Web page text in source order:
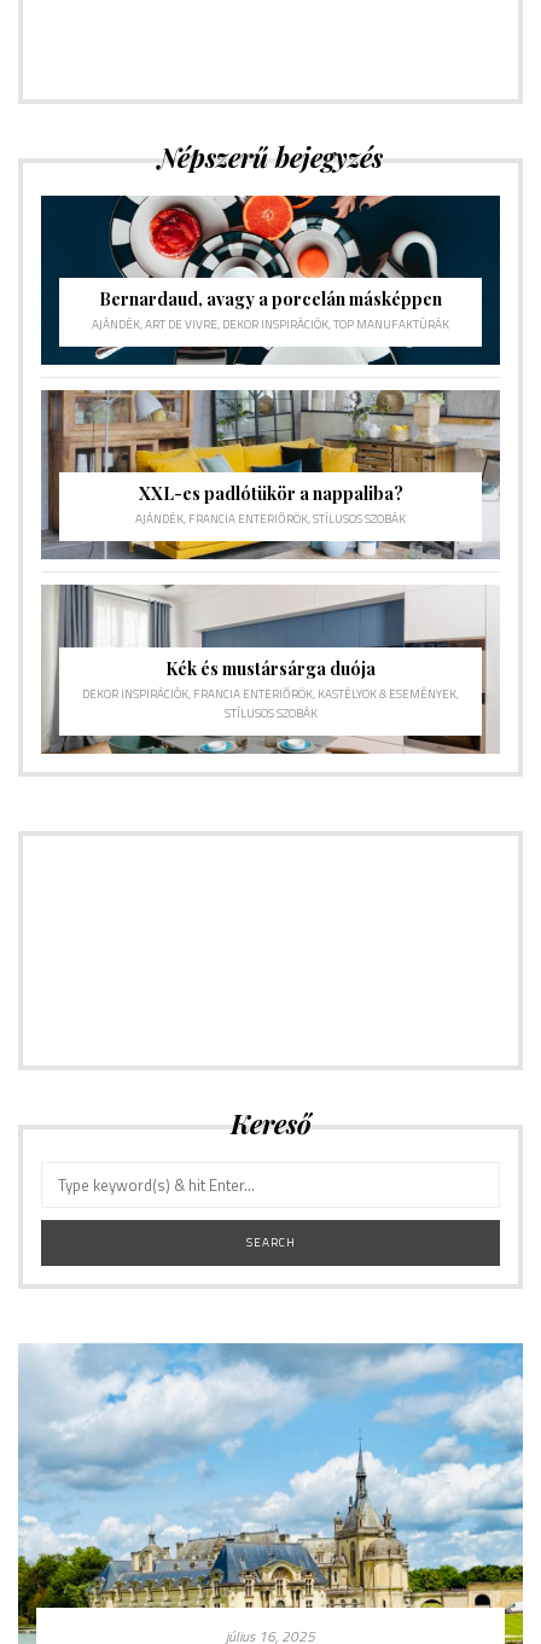
Népszerű bejegyzés
Bernardaud, avagy a porcelán másképpen
AJÁNDÉK,ART DE VIVRE, DEKOR INSPIRÁCIÓK,TOP MANUFAKTÚRÁK
XXL-es padlótükör a nappaliba?
AJÁNDÉK, FRANCIA ENTERIŐRÖK,STÍLUSOS SZOBÁK
Kék és mustársárga duója
DEKOR INSPIRÁCIÓK, FRANCIA ENTERIŐRÖK, KASTÉLYOK & ESEMÉNYEK,
STÍLUSOS SZOBÁK
Kereső
július 16, 2025